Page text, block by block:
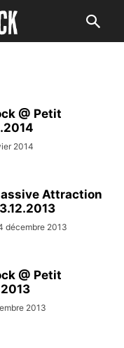
@ Petit
2014
Attraction
décembre 2013
@ Petit
2013